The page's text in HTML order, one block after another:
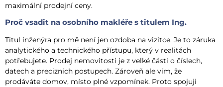
maximální prodejní ceny.
Proč vsadit na osobního makléře s titulem Ing.
Titul inženýra pro mě není jen ozdoba na vizitce. Je to záruka
analytického a technického přístupu, který v realitách
potřebujete. Prodej nemovitosti je z velké části o číslech,
datech a precizních postupech. Zároveň ale vím, že
prodáváte domov, místo plné vzpomínek. Proto spojuji